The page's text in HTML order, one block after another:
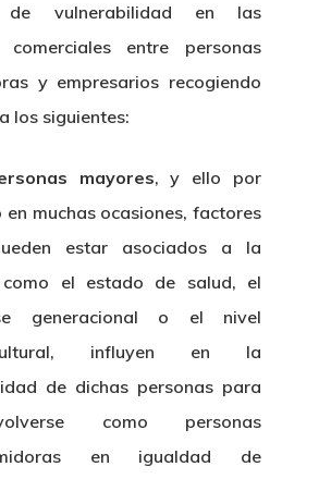
de vulnerabilidad en las
comerciales entre personas
y empresarios recogiendo
los siguientes:
mayores, y ello por
en muchas ocasiones, factores
estar asociados a la
como el estado de salud, el
generacional o el nivel
influyen en la
de dichas personas para
como personas
en igualdad de